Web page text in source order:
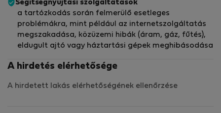
Segítségnyújtási szolgáltatások
a tartózkodás során felmerülő esetleges
problémákra, mint például az internetszolgáltatás
megszakadása, közüzemi hibák (áram, gáz, fűtés),
eldugult ajtó vagy háztartási gépek meghibásodása
A hirdetés elérhetősége
A hirdetett lakás elérhetőségének ellenőrzése